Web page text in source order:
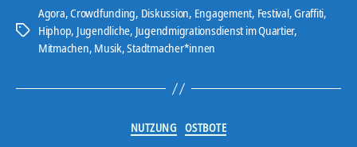
Schlagwörter
Agora,Crowdfunding, Diskussion, Engagement, Festival,Graffiti,
Hiphop, Jugendliche, Jugendmigrationsdienst im Quartier,
Mitmachen, Musik,Stadtmacher*innen
Kategorien
NUTZUNG OSTBOTE